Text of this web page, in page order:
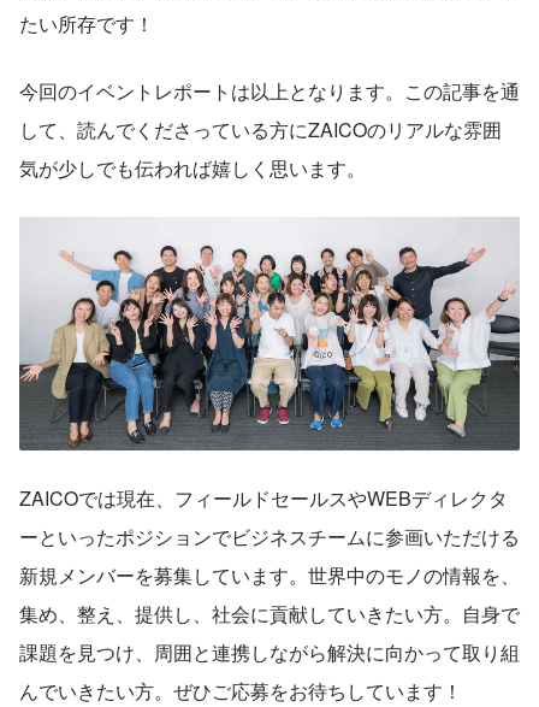
たい所存です！
今回のイベントレポートは以上となります。この記事を通
して、読んでくださっている方にZAICOのリアルな雰囲
気が少しでも伝われば嬉しく思います。
ZAICOでは現在、フィールドセールスやWEBディレクタ
ーといったポジションでビジネスチームに参画いただける
新規メンバーを募集しています。世界中のモノの情報を、
集め、整え、提供し、社会に貢献していきたい方。自身で
課題を見つけ、周囲と連携しながら解決に向かって取り組
んでいきたい方。ぜひご応募をお待ちしています！